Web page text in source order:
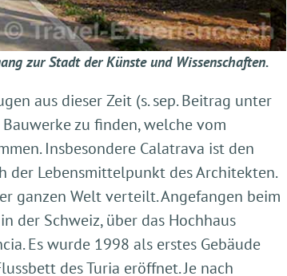
zur Stadt der Künste und Wissenschaften.
aus dieser Zeit (s. sep. Beitrag unter
zu finden, welche vom
Insbesondere Calatrava ist den
der Lebensmittelpunkt des Architekten.
ganzen Welt verteilt. Angefangen beim
der Schweiz, über das Hochhaus
Es wurde 1998 als erstes Gebäude
des Turia eröffnet. Je nach